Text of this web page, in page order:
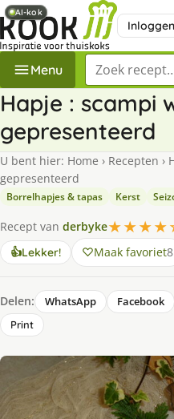
Inloggen
Menu Zoek een recept
Hapje : scampi
gepresenteerd
U bent hier: Home › Recepten ›
gepresenteerd
Borrelhapjes & tapas Kerst
Recept van derbyke
👍Lekker! Maak favoriet8
Delen: WhatsApp Facebook
Print
AI-kok
AI-kok